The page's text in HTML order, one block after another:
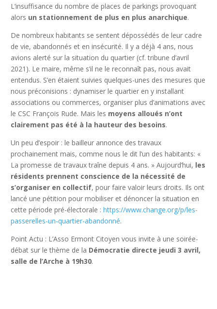
L’insuffisance du nombre de places de parkings provoquant
alors un stationnement de plus en plus anarchique.
De nombreux habitants se sentent dépossédés de leur cadre
de vie, abandonnés et en insécurité. Il y a déjà 4 ans, nous
avions alerté sur la situation du quartier (cf. tribune d’avril
2021). Le maire, même s’il ne le reconnaît pas, nous avait
entendus. S’en étaient suivies quelques-unes des mesures que
nous préconisions : dynamiser le quartier en y installant
associations ou commerces, organiser plus d’animations avec
le CSC François Rude. Mais les moyens alloués n’ont
clairement pas été à la hauteur des besoins.
Un peu d’espoir : le bailleur annonce des travaux
prochainement mais, comme nous le dit l’un des habitants: «
La promesse de travaux traîne depuis 4 ans. » Aujourd’hui, les
résidents prennent conscience de la nécessité de
s’organiser en collectif, pour faire valoir leurs droits. Ils ont
lancé une pétition pour mobiliser et dénoncer la situation en
cette période pré-électorale :https://www.change.org/p/les-
passerelles-un-quartier-abandonné.
Point Actu : L’Asso Ermont Citoyen vous invite à une soirée-
débat sur le thème de la Démocratie directe jeudi 3 avril,
salle de l’Arche à 19h30.